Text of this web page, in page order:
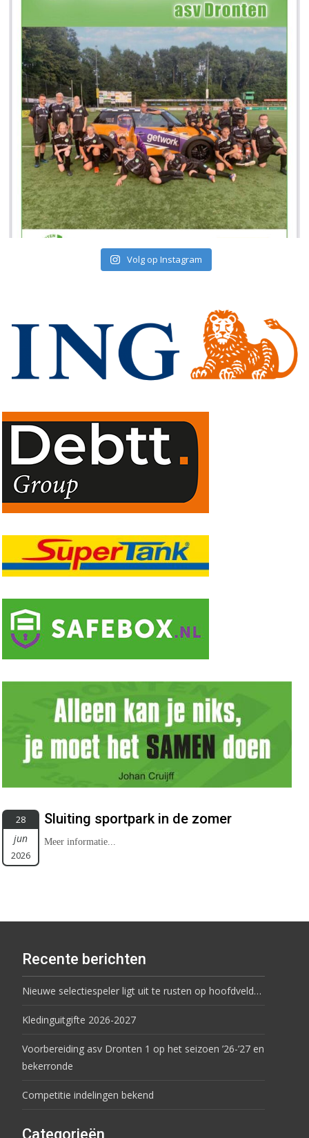
Volg op Instagram
28
jun
2026
Sluiting sportpark in de zomer
Meer informatie...
Recente berichten
Nieuwe selectiespeler ligt uit te rusten op hoofdveld…
Kledinguitgifte 2026-2027
Voorbereiding asv Dronten 1 op het seizoen ’26-’27 en
bekerronde
Competitie indelingen bekend
Categorieën